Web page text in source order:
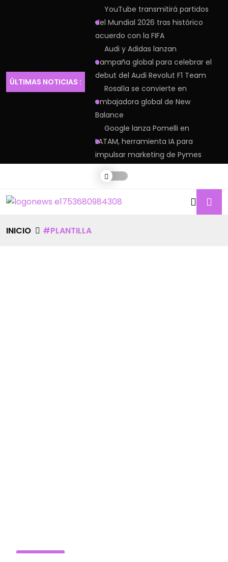
ÚLTIMAS NOTICIAS :
YouTube transmitirá partidos
del Mundial 2026 tras histórico
acuerdo con la FIFA
Audi y Adidas lanzan
campaña global para celebrar el
debut del Audi Revolut F1 Team
Rosalía se convierte en
embajadora global de New
Balance
Google lanza Pomelli en
LATAM, herramienta IA para
impulsar marketing de Pymes
INICIO #PLANTILLA